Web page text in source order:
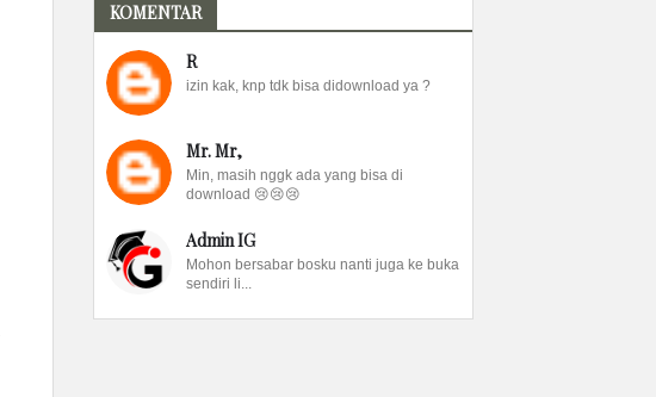
KOMENTAR
R
izin kak, knp tdk bisa didownload ya ?
Mr. Mr,
Min, masih nggk ada yang bisa di
download 😢😢😢
Admin IG
Mohon bersabar bosku nanti juga ke buka
sendiri li...